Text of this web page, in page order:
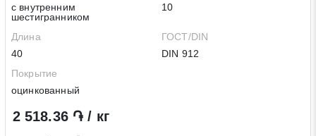
с внутренним
шестигранником
10
Длина
40
ГОСТ/DIN
DIN 912
Покрытие
оцинкованный
2 518.36 ֏ / кг